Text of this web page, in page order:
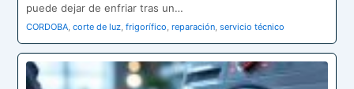
puede dejar de enfriar tras un…
CORDOBA,corte de luz,frigorífico,reparación,servicio técnico